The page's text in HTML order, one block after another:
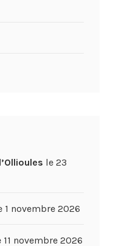
le 23
1 novembre 2026
11 novembre 2026